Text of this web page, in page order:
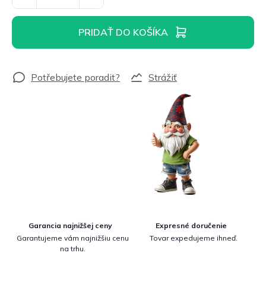
PRIDAŤ DO KOŠÍKA
Strážiť
Garancia najnižšej ceny
Garantujeme vám najnižšiu cenu
na trhu.
Expresné doručenie
Tovar expedujeme ihneď.